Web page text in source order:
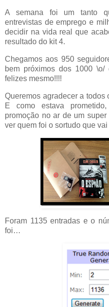
A semana foi um tanto
entrevistas de emprego e
decidir na vida real que
resultado do kit 4.
Chegamos aos 950
bem próximos dos 1000
felizes mesmo!!!!
Queremos agradecer a todos
E como estava
promoção no ar de um
ver quem foi o sortudo que
Foram 1135 entradas e o
foi…